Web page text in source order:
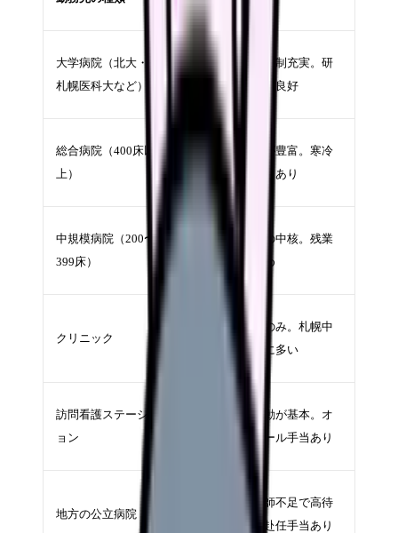
大学病院（北大・
札幌医科大など）
470〜
540万
教育体制充実。研
究環境良好
総合病院（400床以
上）
手当が豊富。寒冷
地手当あり
中規模病院（200〜
399床）
地域の中核。残業
少なめ
クリニック
日勤のみ。札幌中
心部に多い
訪問看護ステーシ
ョン
車移動が基本。オ
ンコール手当あり
地方の公立病院
看護師不足で高待
遇。赴任手当あり